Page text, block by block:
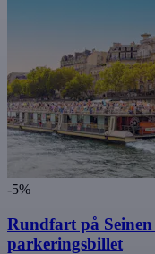
-5%
Rundfart på
parkeringsbillet